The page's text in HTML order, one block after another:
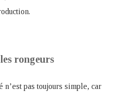
rongeurs
pas toujours simple, car